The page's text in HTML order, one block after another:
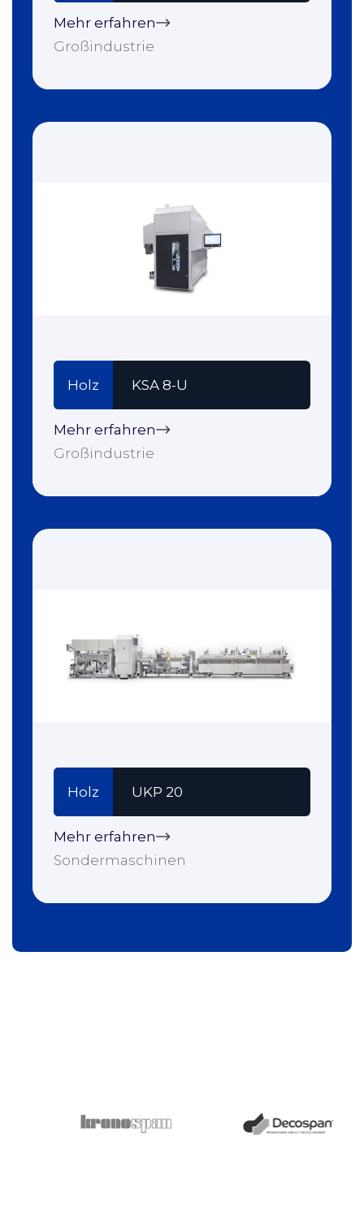
Mehr erfahren
Großindustrie
Holz KSA 8-U
Mehr erfahren
Großindustrie
Holz UKP 20
Mehr erfahren
Sondermaschinen